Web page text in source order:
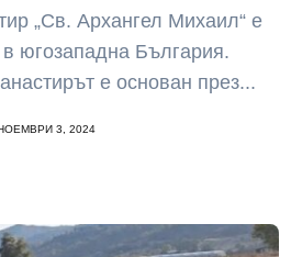
„Св. Архангел Михаил“ е
югозападна България.
е основан през...
3, 2024